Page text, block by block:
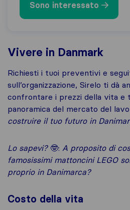
Sono interessato
Vivere in Danmark
Richiesti i tuoi preventivi e
sull’organizzazione, Sirelo ti dà
confrontare i prezzi della vita e
panoramica del mercato del
costruire il tuo futuro in
Lo sapevi? 🤓: A proposito di
famosissimi mattoncini LEGO
proprio in Danimarca?
Costo della vita